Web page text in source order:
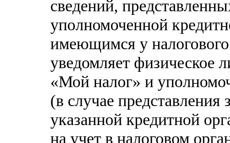
сведений,
уполномоченной
имеющимся у
уведомляет физическое
«Мой налог» и
(в случае представления
указанной кредитной
на учет в налоговом